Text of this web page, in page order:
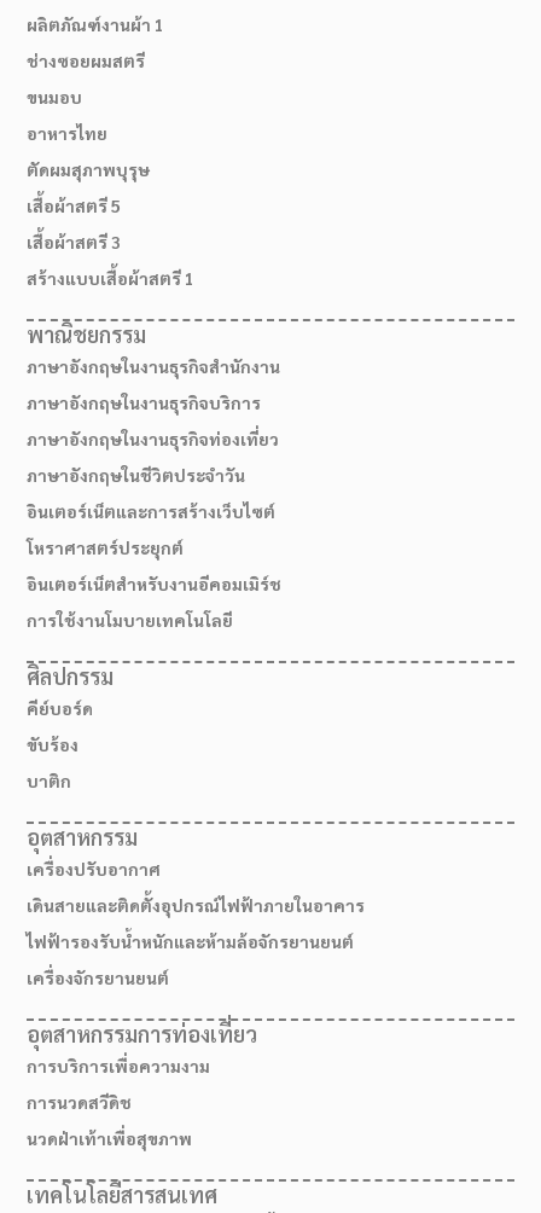
02-514-1840
สมัครเรียน
ผลิตภัณฑ์งานผ้า 1
ช่างซอยผมสตรี
ขนมอบ
อาหารไทย
ตัดผมสุภาพบุรุษ
เสื้อผ้าสตรี 5
เสื้อผ้าสตรี 3
สร้างแบบเสื้อผ้าสตรี 1
พาณิชยกรรม
ภาษาอังกฤษในงานธุรกิจสำนักงาน
ภาษาอังกฤษในงานธุรกิจบริการ
ภาษาอังกฤษในงานธุรกิจท่องเที่ยว
ภาษาอังกฤษในชีวิตประจำวัน
อินเตอร์เน็ตและการสร้างเว็บไซต์
โหราศาสตร์ประยุกต์
อินเตอร์เน็ตสำหรับงานอีคอมเมิร์ช
การใช้งานโมบายเทคโนโลยี
ศิลปกรรม
คีย์บอร์ด
ขับร้อง
บาติก
อุตสาหกรรม
เครื่องปรับอากาศ
เดินสายและติดตั้งอุปกรณ์ไฟฟ้าภายในอาคาร
ไฟฟ้ารองรับน้ำหนักและห้ามล้อจักรยานยนต์
เครื่องจักรยานยนต์
อุตสาหกรรมการท่องเที่ยว
การบริการเพื่อความงาม
การนวดสวีดิช
นวดฝ่าเท้าเพื่อสุขภาพ
เทคโนโลยีสารสนเทศ